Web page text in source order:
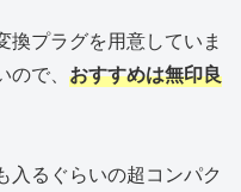
換プラグを用意していま
で、 おすすめは無印良
入るぐらいの超コンパク